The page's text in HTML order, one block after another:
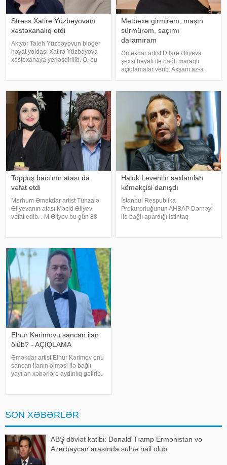
Stress Xatirə Yüzbəyovanı
xəstəxanalıq etdi
Aktyor Taleh Yüzbəyovun bloger
həyat yoldaşı Xatirə Yüzbəyova
xəstəxanaya yerləşdirilib. O, bu
qidalandım, nə düzgün yatdım.
Gördü
Mətbəxə girmirəm, maşın
sürmürəm, saçımı
daramıram
Əməkdar artist Dilarə Əliyeva
şəxsi həyatı ilə bağlı maraqlı
açıqlamalar verib. Axşam.az-a
avtomobil idarə etmədiyini deyib.
O, sürücü ilə hərəkə
Toppuş bacı'nın atası da
vəfat etdi
Mərhum Əməkdar artist Tünzalə
Əliyevanın atası Məcid Əliyev
vəfat edib. . M.Əliyev bu gün 88
xəstəlikdən əziyyət çəkird
Haluk Leventin saxlanılan
köməkçisi danışdı
İstanbul Respublika
Prokurorluğunun AHBAP Dərnəyi
ilə bağlı apardığı istintaq
Elnur Kərimovu sancan ilan
ölüb? - AÇIQLAMA
Əməkdar artist Elnur Kərimov onu
sancan ilanın ölməsi ilə bağlı
yayılan xəbərlərə aydınlıq gətirib.
SON XƏBƏRLƏR
ABŞ dövlət katibi: Donald Tramp Ermənistan və
Azərbaycan arasında sülhə nail olub